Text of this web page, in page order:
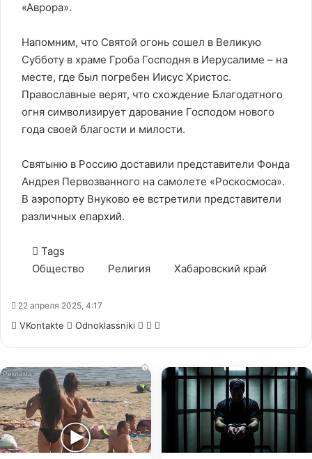
«Аврора».
Напомним, что Святой огонь сошел в Великую
Субботу в храме Гроба Господня в Иерусалиме – на
месте, где был погребен Иисус Христос.
Православные верят, что схождение Благодатного
огня символизирует дарование Господом нового
года своей благости и милости.
Святыню в Россию доставили представители Фонда
Андрея Первозванного на самолете «Роскосмоса».
В аэропорту Внуково ее встретили представители
различных епархий.
Tags
Общество
Религия Хабаровский край
22 апреля 2025, 4:17
VKontakte Odnoklassniki WhatsApp
Telegram
i